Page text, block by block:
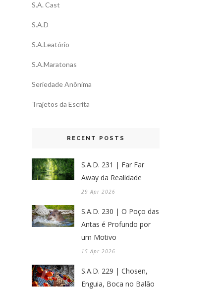
S.A. Cast
S.A.D
S.A.Leatório
S.A.Maratonas
Seriedade Anônima
Trajetos da Escrita
RECENT POSTS
S.A.D. 231 | Far Far
Away da Realidade
29 Apr 2026
S.A.D. 230 | O Poço das
Antas é Profundo por
um Motivo
15 Apr 2026
S.A.D. 229 | Chosen,
Enguia, Boca no Balão